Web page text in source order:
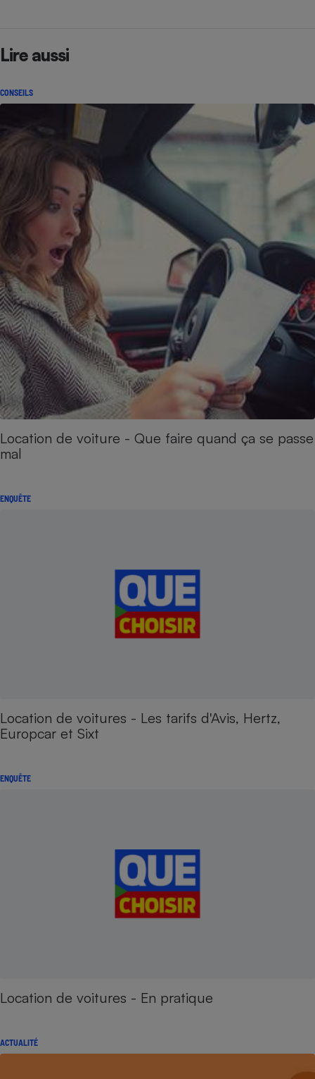
Lire aussi
CONSEILS
Location de voiture - Que faire quand ça se passe
mal
ENQUÊTE
Location de voitures - Les tarifs d'Avis, Hertz,
Europcar et Sixt
ENQUÊTE
Location de voitures - En pratique
ACTUALITÉ